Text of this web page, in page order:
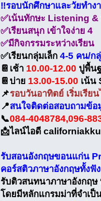
‼️รอบนักศึกษาและวัยทำง
✅เน้นทักษะ Listening
✅เรียนสนุก เข้าใจง่าย 4
✅มีกิจกรรมระหว่างเรียน
✅เรียนกลุ่มเล็ก4-5 คน/ก
📔เช้า 10.00-12.00 ปูพื้น
📔บ่าย 13.00-15.00 เน้น
📌รอบวันอาทิตย์ เริ่มเรีย
📍สนใจติดต่อสอบถามข้อ
📞084-4048784,096-
📩ไลน์ไอดี californiakku
รับสอนอังกฤษขอนแก่น
คอร์สติวภาษาอังกฤษทั้งฟั
รับติวสนทนาภาษาอังกฤ
โดยมีหลักแกรมม่าที่จำเป็